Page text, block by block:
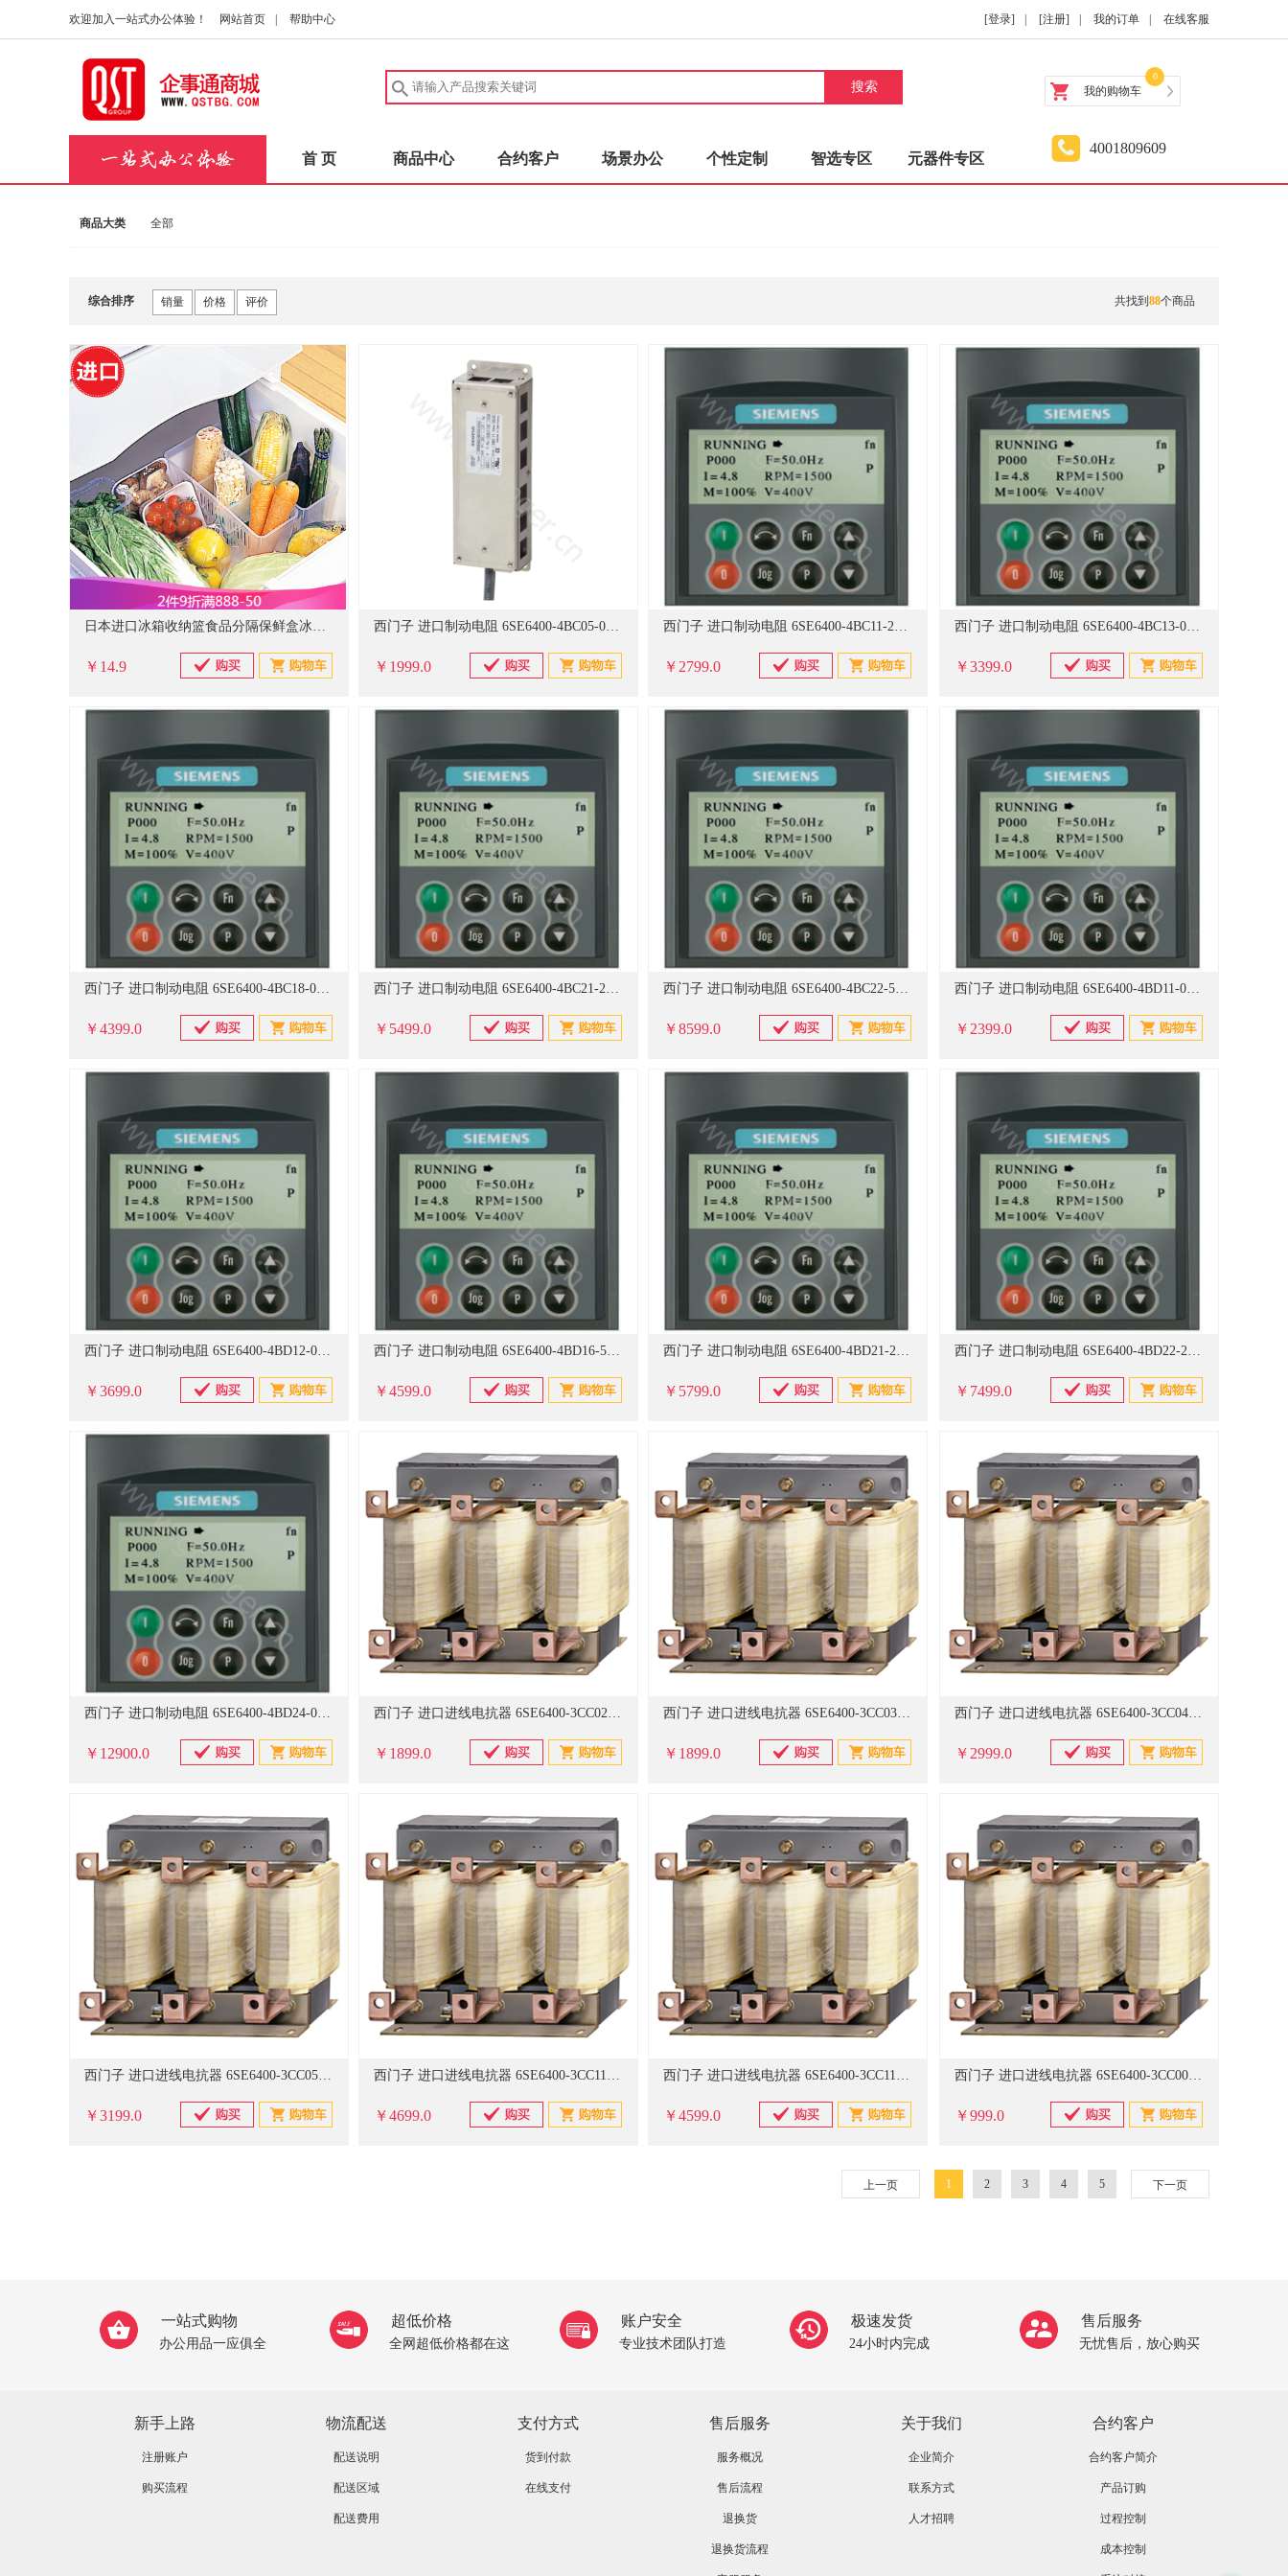
欢迎加入一站式办公体验！ 网站首页 帮助中心 [登录] [注册] 我的订单 在线客服
搜索 我的购物车
0
首 页 商品中心 合约客户 场景办公 个性定制 智选专区 元器件专区
4001809609
商品大类 全部
综合排序 销量 价格 评价 共找到 88个商品
日本进口冰箱收纳篮食品分隔保鲜盒冰柜抽屉整理篮冷藏室蔬菜分类收纳盒保存盒冰箱内部食品储存盒 透明色 9.7*24.5*14HCM（单位：台）
￥14.9
西门子 进口制动电阻 6SE6400-4BC05-0AA0
￥1999.0
西门子 进口制动电阻 6SE6400-4BC11-2BA0
￥2799.0
西门子 进口制动电阻 6SE6400-4BC13-0CA0
￥3399.0
西门子 进口制动电阻 6SE6400-4BC18-0DA0
￥4399.0
西门子 进口制动电阻 6SE6400-4BC21-2EA0
￥5499.0
西门子 进口制动电阻 6SE6400-4BC22-5FA0
￥8599.0
西门子 进口制动电阻 6SE6400-4BD11-0AA0
￥2399.0
西门子 进口制动电阻 6SE6400-4BD12-0BA0
￥3699.0
西门子 进口制动电阻 6SE6400-4BD16-5CA0
￥4599.0
西门子 进口制动电阻 6SE6400-4BD21-2DA0
￥5799.0
西门子 进口制动电阻 6SE6400-4BD22-2EA1
￥7499.0
西门子 进口制动电阻 6SE6400-4BD24-0FA0
￥12900.0
西门子 进口进线电抗器 6SE6400-3CC02-2CD3
￥1899.0
西门子 进口进线电抗器 6SE6400-3CC03-5CD3
￥1899.0
西门子 进口进线电抗器 6SE6400-3CC04-4DD0
￥2999.0
西门子 进口进线电抗器 6SE6400-3CC05-2DD0
￥3199.0
西门子 进口进线电抗器 6SE6400-3CC11-2FD0
￥4699.0
西门子 进口进线电抗器 6SE6400-3CC11-7FD0
￥4599.0
西门子 进口进线电抗器 6SE6400-3CC00-2AD3
￥999.0
上一页 1 2 3 4 5 下一页
一站式购物
办公用品一应俱全
超低价格
全网超低价格都在这
账户安全
专业技术团队打造
极速发货
24小时内完成
售后服务
无忧售后，放心购买
新手上路
注册账户
购买流程
物流配送
配送说明
配送区域
配送费用
支付方式
货到付款
在线支付
售后服务
服务概况
售后流程
退换货
退换货流程
关于我们
企业简介
联系方式
人才招聘
合约客户
合约客户简介
产品订购
过程控制
成本控制